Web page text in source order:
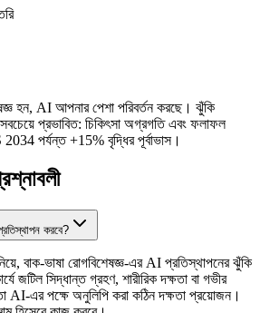
হন, AI আপনার পেশা পরিবর্তন করছে। ঝুঁকি
প্রভাবিত: চিকিৎসা অগ্রগতি এবং ফলাফল
পর্যন্ত +15% বৃদ্ধির পূর্বাভাস।
করবে?
বাক-ভাষা রোগবিশেষজ্ঞ-এর AI প্রতিস্থাপনের ঝুঁকি
জটিল সিদ্ধান্ত গ্রহণ, শারীরিক দক্ষতা বা গভীর
AI-এর পক্ষে অনুলিপি করা কঠিন দক্ষতা প্রয়োজন।